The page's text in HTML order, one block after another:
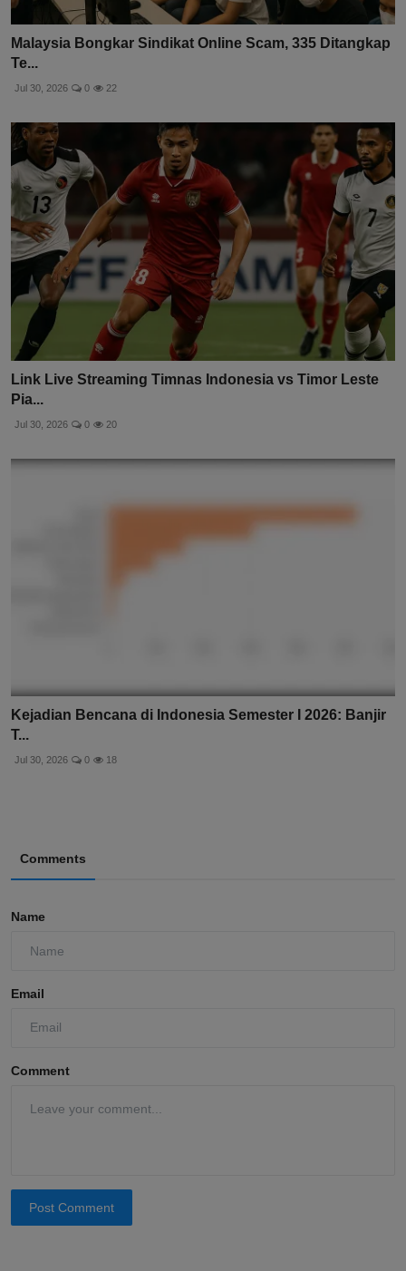
Malaysia Bongkar Sindikat Online Scam, 335 Ditangkap
Te...
Jul 30, 2026 0 22
Link Live Streaming Timnas Indonesia vs Timor Leste
Pia...
Jul 30, 2026 0 20
Kejadian Bencana di Indonesia Semester I 2026: Banjir
T...
Jul 30, 2026 0 18
Comments
Name
Email
Comment
Post Comment